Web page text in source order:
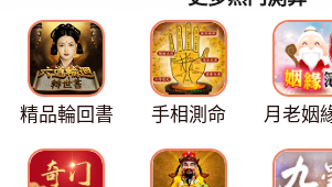
精品輪回書 手相測命 月老姻